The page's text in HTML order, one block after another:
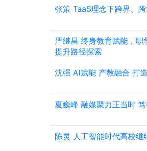
张策 TaaS理念下跨界、
严继昌 终身教育赋能，
提升路径探索
沈强 AI赋能 产教融合 打
夏巍峰 融媒聚力正当时
陈灵 人工智能时代高校继